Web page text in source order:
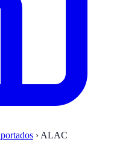
› ALAC